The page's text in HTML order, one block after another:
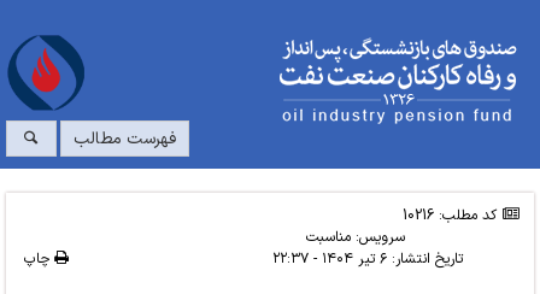
فهرست مطالب
کد مطلب: 10216
سرویس: مناسبت
تاریخ انتشار: ۶ تیر ۱۴۰۴ - ۲۲:۳۷ چاپ